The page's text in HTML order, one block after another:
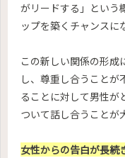
がリードする」という
ップを築くチャンスに
この新しい関係の形成
し、尊重し合うことが
ることに対して男性が
ついて話し合うことが
女性からの告白が長続